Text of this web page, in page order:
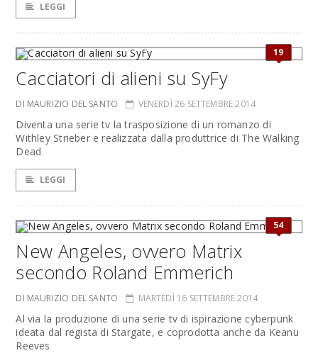
LEGGI
19
Cacciatori di alieni su SyFy
DI MAURIZIO DEL SANTO VENERDÌ 26 SETTEMBRE 2014
Diventa una serie tv la trasposizione di un romanzo di
Withley Strieber e realizzata dalla produttrice di The Walking
Dead
LEGGI
54
New Angeles, ovvero Matrix
secondo Roland Emmerich
DI MAURIZIO DEL SANTO MARTEDÌ 16 SETTEMBRE 2014
Al via la produzione di una serie tv di ispirazione cyberpunk
ideata dal regista di Stargate, e coprodotta anche da Keanu
Reeves